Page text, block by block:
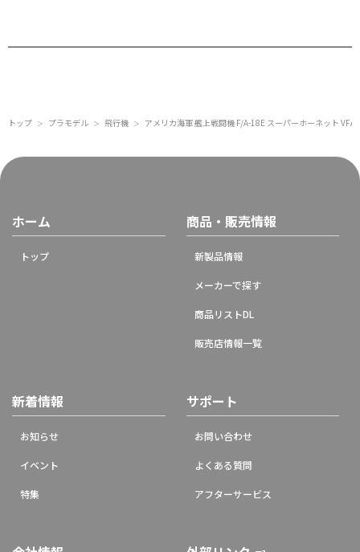
トップ ＞ プラモデル ＞ 飛行機 ＞ アメリカ海軍 艦上戦闘機 F/A-18E スーパーホーネット
ホーム
トップ
商品・販売情報
新製品情報
メーカーで探す
商品リストDL
販売店情報一覧
新着情報
お知らせ
イベント
特集
サポート
お問い合わせ
よくある質問
アフターサービス